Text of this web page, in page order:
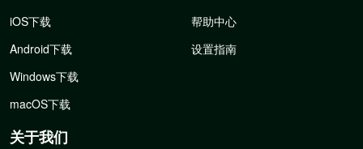
iOS下载
Android下载
Windows下载
macOS下载
帮助中心
设置指南
关于我们